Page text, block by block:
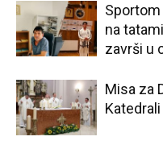
na
završi u
Misa za
Katedrali